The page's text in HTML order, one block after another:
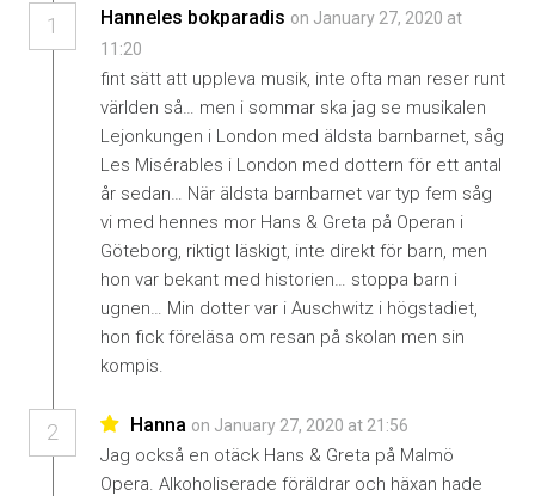
1 Hanneles bokparadis on January 27, 2020 at
11:20
fint sätt att uppleva musik, inte ofta man reser runt
världen så… men i sommar ska jag se musikalen
Lejonkungen i London med äldsta barnbarnet, såg
Les Misérables i London med dottern för ett antal
år sedan… När äldsta barnbarnet var typ fem såg
vi med hennes mor Hans & Greta på Operan i
Göteborg, riktigt läskigt, inte direkt för barn, men
hon var bekant med historien… stoppa barn i
ugnen… Min dotter var i Auschwitz i högstadiet,
hon fick föreläsa om resan på skolan men sin
kompis.
2 Hanna on January 27, 2020 at 21:56
Jag också en otäck Hans & Greta på Malmö
Opera. Alkoholiserade föräldrar och häxan hade